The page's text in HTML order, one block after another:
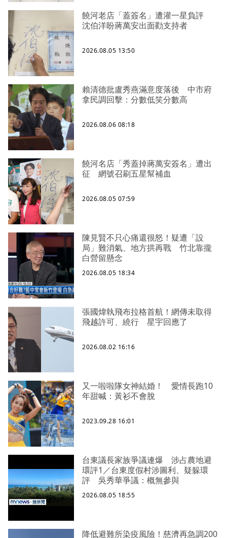
饒河老店「蓋簽名」遭灌一星負評
沈伯洋盼蔣萬安出面勸支持者
2026.08.05 13:50
賴清德批盧秀燕滿意度落後 中市府
拿民調回擊：分數低笑分數高
2026.08.06 08:18
饒河名店「秀蓋掉蔣萬安簽名」遭出
征 網號召刷五星幫補血
2026.08.05 07:59
陳見賢不只心痛還很怒！疑遭「設
局」難消氣、地方拱再戰 竹北靠攏
白營留懸念
2026.08.05 18:34
張國煒執飛布拉格首航！網傳未取得
飛越許可、繞行 星宇回應了
2026.08.02 16:16
又一啦啦隊女神結婚！ 愛情長跑10
年甜喊：黃衫不會脫
2023.09.28 16:01
台東議長家族爭議連爆 涉占農地避
環評1／台東度假村涉圖利、疑躲環
評 吳秀華爭議：概無參與
2026.08.05 18:55
降低避難所染疫風險！慈濟再急調200